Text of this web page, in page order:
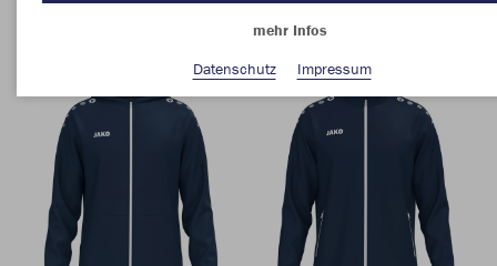
mehr Infos
Datenschutz
Impressum